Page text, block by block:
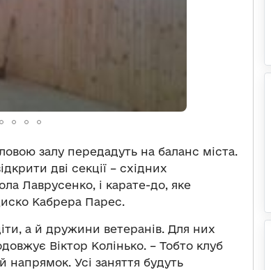
залу передадуть на баланс міста.
дві секції – східних
Лаврусенко, і карате-до, яке
Кабрера Парес.
а й дружини ветеранів. Для них
Віктор Колінько. – Тобто клуб
Усі заняття будуть